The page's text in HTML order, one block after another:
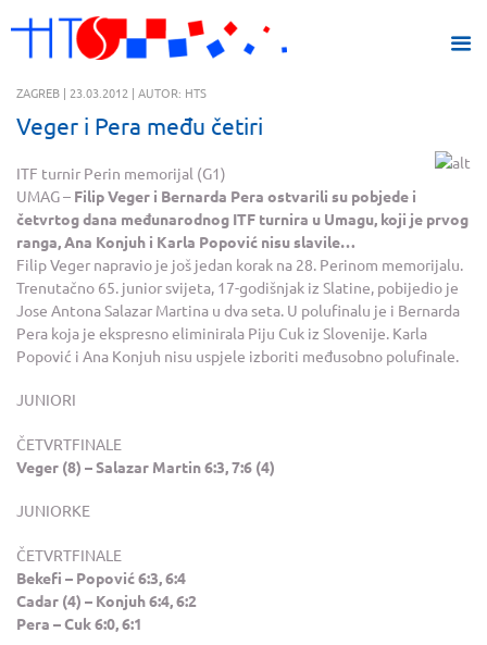
ZAGREB | 23.03.2012 | AUTOR: HTS
Veger i Pera među četiri
ITF turnir Perin memorijal (G1)
UMAG – Filip Veger i Bernarda Pera ostvarili su pobjede i
četvrtog dana međunarodnog ITF turnira u Umagu, koji je prvog
ranga, Ana Konjuh i Karla Popović nisu slavile…
Filip Veger napravio je još jedan korak na 28. Perinom memorijalu.
Trenutačno 65. junior svijeta, 17-godišnjak iz Slatine, pobijedio je
Jose Antona Salazar Martina u dva seta. U polufinalu je i Bernarda
Pera koja je ekspresno eliminirala Piju Cuk iz Slovenije. Karla
Popović i Ana Konjuh nisu uspjele izboriti međusobno polufinale.
JUNIORI
ČETVRTFINALE
Veger (8) – Salazar Martin 6:3, 7:6 (4)
JUNIORKE
ČETVRTFINALE
Bekefi – Popović 6:3, 6:4
Cadar (4) – Konjuh 6:4, 6:2
Pera – Cuk 6:0, 6:1